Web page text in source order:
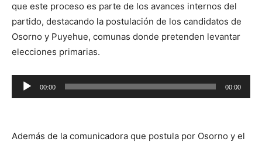
que este proceso es parte de los avances internos del
partido, destacando la postulación de los candidatos de
Osorno y Puyehue, comunas donde pretenden levantar
elecciones primarias.
Reproductor
de
00:00 00:00
Además de la comunicadora que postula por Osorno y el